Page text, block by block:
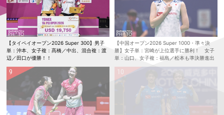
【タイペイオープン2026 Super 300】男子
単：沖本、女子複：髙橋／中出、混合複：渡
辺／田口が優勝！！
【中国オープン2026 Super 1000・準々決
勝】女子単：宮崎が上位選手に勝利！ 女子
単：山口、女子複：福島／松本も準決勝進出